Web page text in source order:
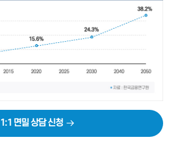
1:1 면밀 상담 신청